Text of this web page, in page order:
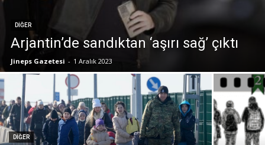
DIĞER
Arjantin’de sandıktan ‘aşırı sağ’ çıktı
Jineps Gazetesi - 1 Aralık 2023
DIĞER